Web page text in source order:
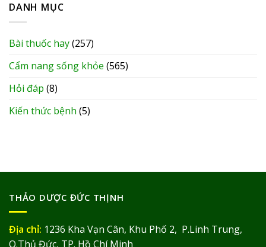
DANH MỤC
Bài thuốc hay(257)
Cẩm nang sống khỏe (565)
Hỏi đáp (8)
Kiến thức bệnh (5)
THẢO DƯỢC ĐỨC THỊNH
Địa chỉ: 1236 Kha Vạn Cân, Khu Phố 2, P.Linh Trung,
Q.Thủ Đức, TP. Hồ Chí Minh